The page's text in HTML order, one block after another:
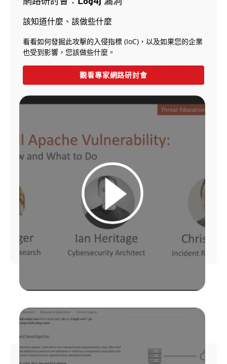
該知道什麼、該做些什麼
看看如何發掘此攻擊的入侵指標 (IoC)，以及如果您的企業
也受到影響，您該做些什麼。
觀看專家網路研討會